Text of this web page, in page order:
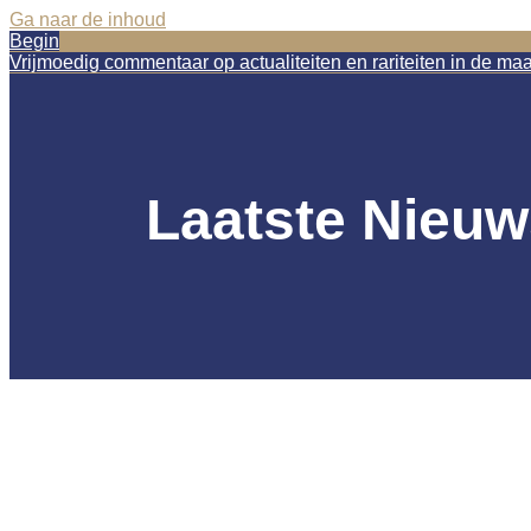
Ga naar de inhoud
Begin
Vrijmoedig commentaar op actualiteiten en rariteiten in de
Laatste